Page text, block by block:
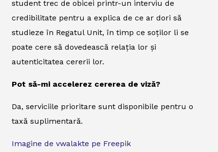
student trec de obicei printr-un interviu de
credibilitate pentru a explica de ce ar dori să
studieze în Regatul Unit, în timp ce soților li se
poate cere să dovedească relația lor și
autenticitatea cererii lor.
Pot să-mi accelerez cererea de viză?
Da, serviciile prioritare sunt disponibile pentru o
taxă suplimentară.
Imagine de vwalakte pe Freepik